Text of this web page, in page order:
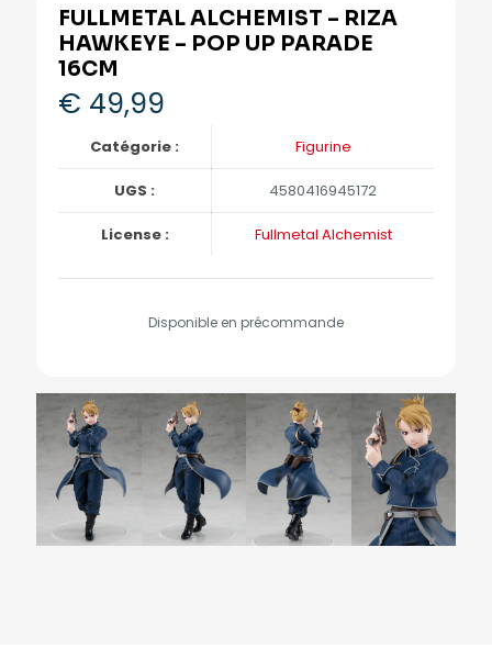
FULLMETAL ALCHEMIST – RIZA
HAWKEYE – POP UP PARADE
16CM
€ 49,99
Catégorie : Figurine
UGS : 4580416945172
License : Fullmetal Alchemist
Disponible en précommande